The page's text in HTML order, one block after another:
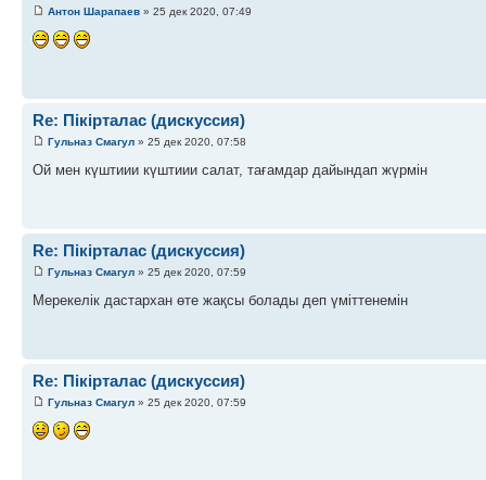
Антон Шарапаев » 25 дек 2020, 07:49
Re: Пікірталас (дискуссия)
Гульназ Смагул » 25 дек 2020, 07:58
Ой мен күштиии күштиии салат, тағамдар дайындап жүрмін
Re: Пікірталас (дискуссия)
Гульназ Смагул » 25 дек 2020, 07:59
Мерекелік дастархан өте жақсы болады деп үміттенемін
Re: Пікірталас (дискуссия)
Гульназ Смагул » 25 дек 2020, 07:59